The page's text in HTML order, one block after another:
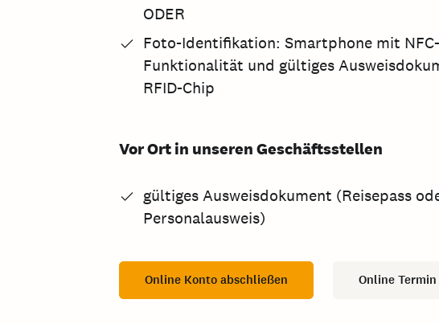
ODER
Foto-Identifikation: Smartphone mit NFC-
Funktionalität und gültiges
RFID-Chip
Vor Ort in unseren Geschäftsstellen
gültiges Ausweisdokument (Reisepass
Personalausweis)
Online Konto abschließen Online